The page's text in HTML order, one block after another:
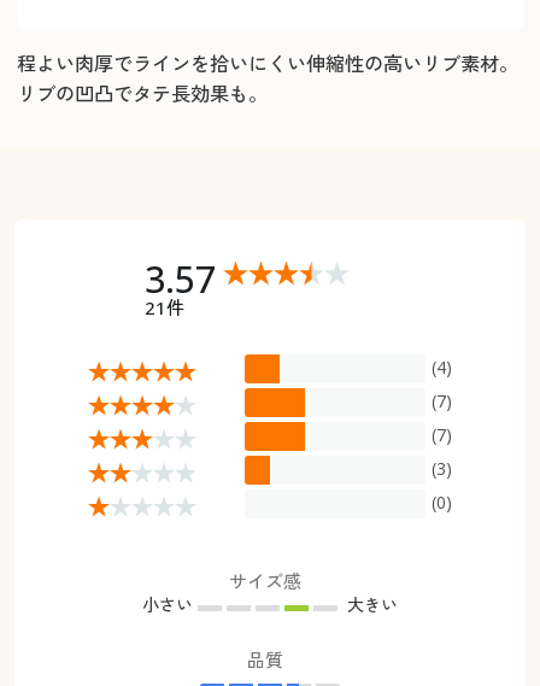
程よい肉厚でラインを拾いにくい伸縮性の高いリブ素材。
リブの凹凸でタテ長効果も。
3.57
21件
(4)
(7)
(7)
(3)
(0)
サイズ感
小さい 大きい
品質